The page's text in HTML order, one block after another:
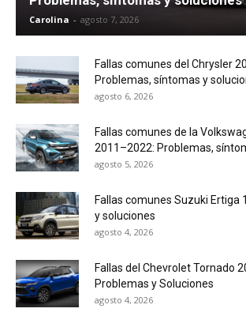
Carolina - agosto 7, 2026
Fallas comunes del Chrysler
Problemas, síntomas y
agosto 6, 2026
Fallas comunes de la
2011–2022: Problemas,
agosto 5, 2026
Fallas comunes Suzuki Ertiga
y soluciones
agosto 4, 2026
Fallas del Chevrolet Tornado
Problemas y Soluciones
agosto 4, 2026